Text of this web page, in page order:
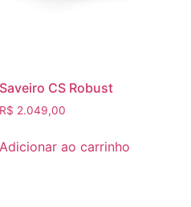
Saveiro CS Robust
R$ 2.049,00
Adicionar ao carrinho